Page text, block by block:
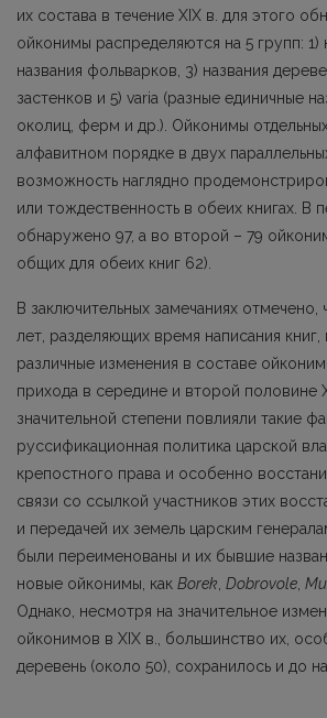
их состава в течение XIX в. для этого
ойконимы распределяются на 5 групп: 1)
названия фольварков, 3) названия
застенков и 5) varia (разные единичные
околиц, ферм и др.). Ойконимы
алфавитном порядке в двух
возможность наглядно
или тождественность в обеих книгах. В
обнаружено 97, а во второй – 79
общих для обеих книг 62).
В заключительных замечаниях отмечено,
лет, разделяющих время написания
различныe изменения в составе
прихода в середине и второй половине
значительной степени повлияли такие
руссификационная политика царской
крепостнoгo пpaвa и особенно
связи со ссылкой участников этих
и передачей их земель царским
были переименованы и их бывшие
новые ойконимы, как Borek Dobrovole
Однако, несмотря на значительнoе
ойконимов в XIX в., большинство их,
деревень (около 50), сохранилось и до